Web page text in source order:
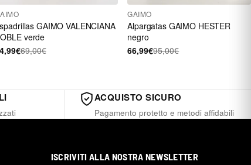
GAIMO VALENCIANA
verde
69,00€
GAIMO
Alpargatas GAIMO HESTER
negro
66,99€95,00€
ACQUISTO SICURO
Pagamento protetto e metodi affidabili
ISCRIVITI ALLA NOSTRA NEWSLETTER